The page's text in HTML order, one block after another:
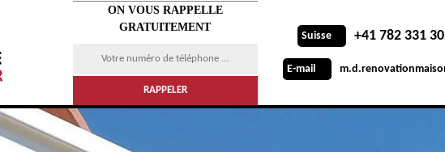
ON VOUS RAPPELLE
GRATUITEMENT
Suisse +41 782 331
E-mail